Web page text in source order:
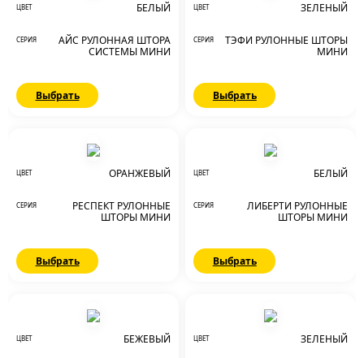
ЦВЕТ БЕЛЫЙ
СЕРИЯ
АЙС РУЛОННАЯ ШТОРА
СИСТЕМЫ МИНИ
Выбрать
ЦВЕТ ЗЕЛЕНЫЙ
СЕРИЯ
ТЭФИ РУЛОННЫЕ ШТОРЫ
МИНИ
Выбрать
ЦВЕТ ОРАНЖЕВЫЙ
СЕРИЯ
РЕСПЕКТ РУЛОННЫЕ
ШТОРЫ МИНИ
Выбрать
ЦВЕТ БЕЛЫЙ
СЕРИЯ
ЛИБЕРТИ РУЛОННЫЕ
ШТОРЫ МИНИ
Выбрать
ЦВЕТ БЕЖЕВЫЙ ЦВЕТ ЗЕЛЕНЫЙ